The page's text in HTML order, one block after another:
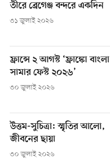
তীরে ব্রেগেঞ্জ বন্দরে একদিন
৩১ জুলাই ২০২৬
ফ্রান্সে ২ আগস্ট ‘ফ্রাঙ্কো বাংলা
সামার ফেস্ট ২০২৬’
৩০ জুলাই ২০২৬
উত্তম-সুচিত্রা: স্মৃতির আলো,
জীবনের ছায়া
৩০ জুলাই ২০২৬